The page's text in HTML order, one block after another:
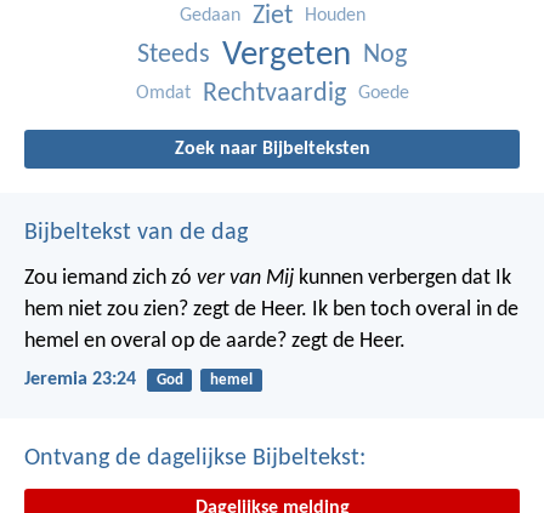
Gedaan Ziet Houden
Steeds Vergeten Nog
Omdat Rechtvaardig Goede
Zoek naar Bijbelteksten
Bijbeltekst van de dag
Zou iemand zich zó ver van Mij kunnen verbergen dat Ik
hem niet zou zien? zegt de Heer. Ik ben toch overal in de
hemel en overal op de aarde? zegt de Heer.
Jeremia 23:24 God hemel
Ontvang de dagelijkse Bijbeltekst:
Dagelijkse melding